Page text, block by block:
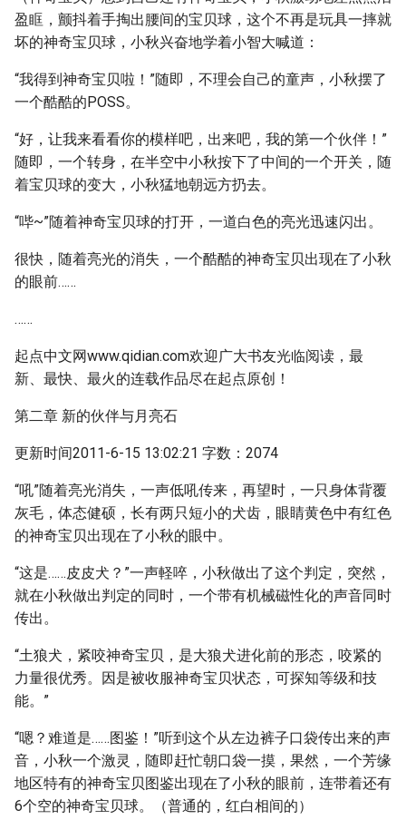
盈眶，颤抖着手掏出腰间的宝贝球，这个不再是玩具一摔就
坏的神奇宝贝球，小秋兴奋地学着小智大喊道：
“我得到神奇宝贝啦！”随即，不理会自己的童声，小秋摆了
一个酷酷的POSS。
“好，让我来看看你的模样吧，出来吧，我的第一个伙伴！”
随即，一个转身，在半空中小秋按下了中间的一个开关，随
着宝贝球的变大，小秋猛地朝远方扔去。
“哔~”随着神奇宝贝球的打开，一道白色的亮光迅速闪出。
很快，随着亮光的消失，一个酷酷的神奇宝贝出现在了小秋
的眼前……
……
起点中文网www.qidian.com欢迎广大书友光临阅读，最
新、最快、最火的连载作品尽在起点原创！
第二章 新的伙伴与月亮石
更新时间2011-6-15 13:02:21 字数：2074
“吼”随着亮光消失，一声低吼传来，再望时，一只身体背覆
灰毛，体态健硕，长有两只短小的犬齿，眼睛黄色中有红色
的神奇宝贝出现在了小秋的眼中。
“这是……皮皮犬？”一声軽啐，小秋做出了这个判定，突然，
就在小秋做出判定的同时，一个带有机械磁性化的声音同时
传出。
“土狼犬，紧咬神奇宝贝，是大狼犬进化前的形态，咬紧的
力量很优秀。因是被收服神奇宝贝状态，可探知等级和技
能。”
“嗯？难道是……图鉴！”听到这个从左边裤子口袋传出来的声
音，小秋一个激灵，随即赶忙朝口袋一摸，果然，一个芳缘
地区特有的神奇宝贝图鉴出现在了小秋的眼前，连带着还有
6个空的神奇宝贝球。（普通的，红白相间的）